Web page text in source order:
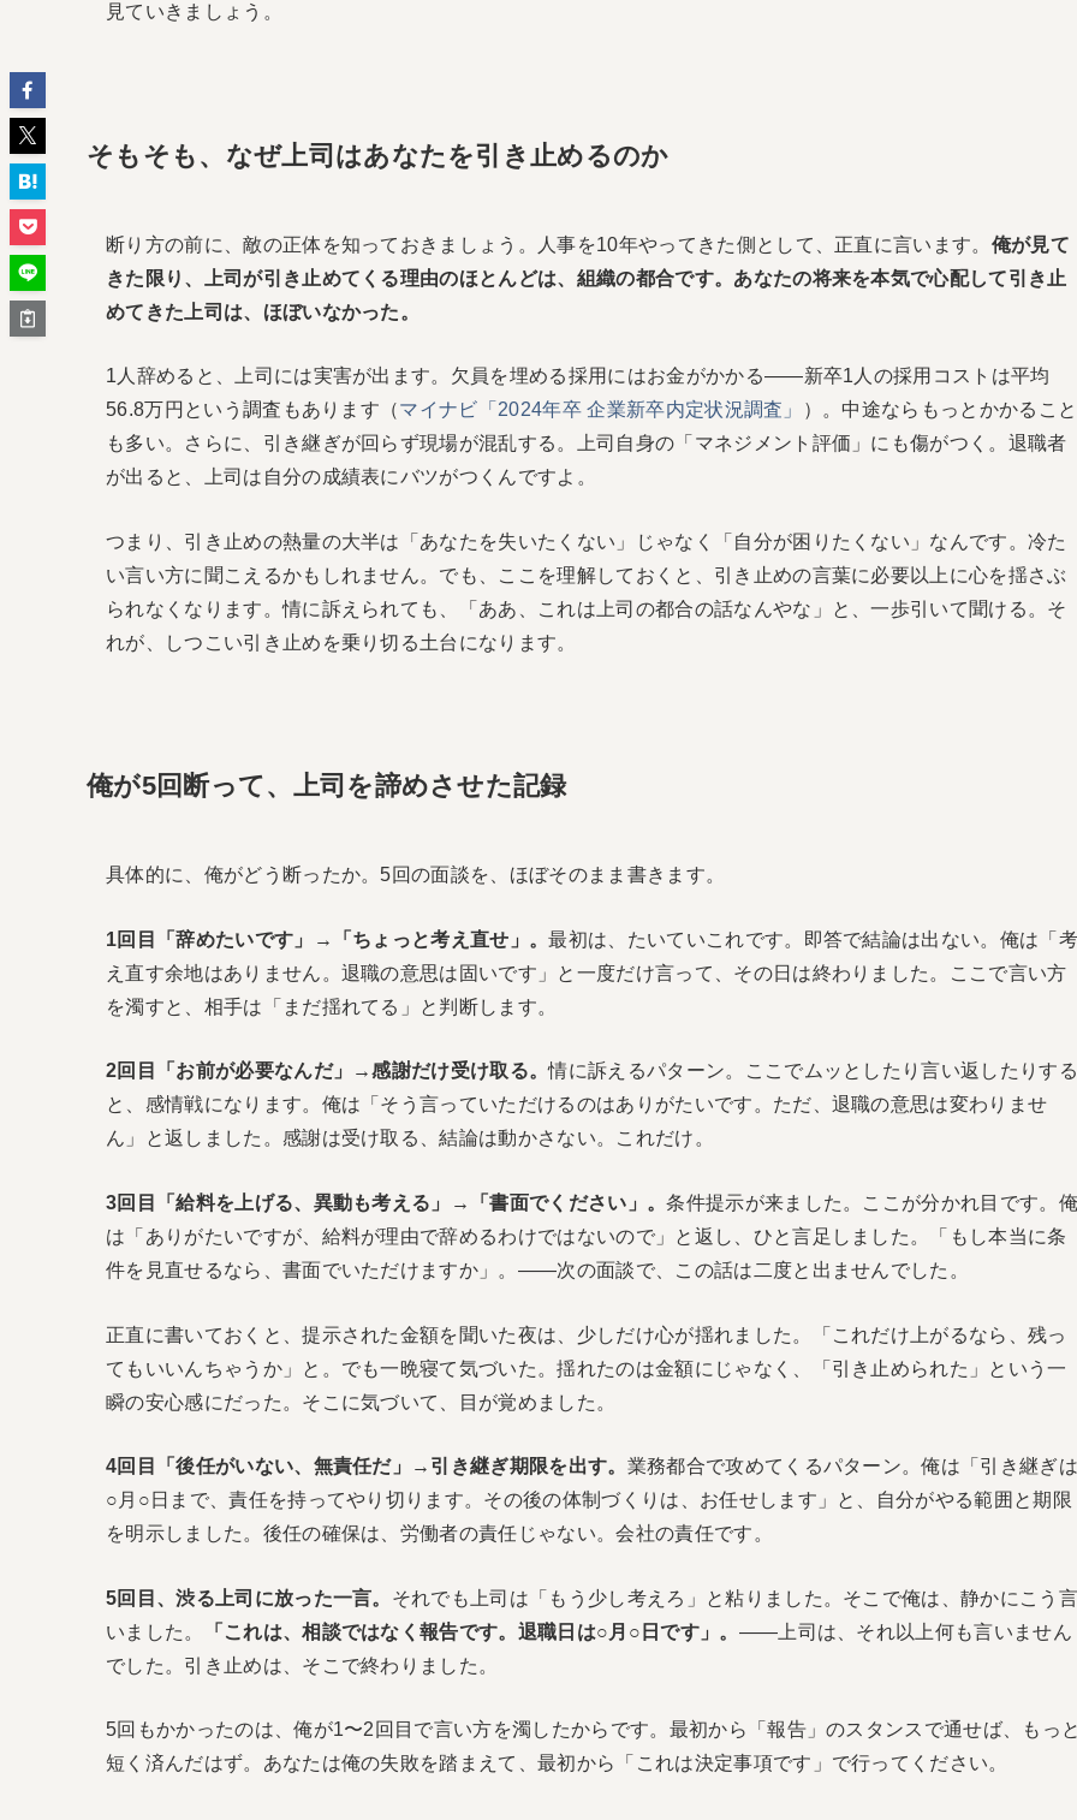
見ていきましょう。
そもそも、なぜ上司はあなたを引き止めるのか
断り方の前に、敵の正体を知っておきましょう。人事を10年やってきた側として、正直に言います。 俺が見て
きた限り、上司が引き止めてくる理由のほとんどは、組織の都合です。あなたの将来を本気で心配して引き止
めてきた上司は、ほぼいなかった。
1人辞めると、上司には実害が出ます。欠員を埋める採用にはお金がかかる——新卒1人の採用コストは平均
56.8万円という調査もあります（マイナビ「2024年卒 企業新卒内定状況調査」
）。中途ならもっとかかること
も多い。さらに、引き継ぎが回らず現場が混乱する。上司自身の「マネジメント評価」にも傷がつく。退職者
が出ると、上司は自分の成績表にバツがつくんですよ。
つまり、引き止めの熱量の大半は「あなたを失いたくない」じゃなく「自分が困りたくない」なんです。冷た
い言い方に聞こえるかもしれません。でも、ここを理解しておくと、引き止めの言葉に必要以上に心を揺さぶ
られなくなります。情に訴えられても、「ああ、これは上司の都合の話なんやな」と、一歩引いて聞ける。そ
れが、しつこい引き止めを乗り切る土台になります。
俺が5回断って、上司を諦めさせた記録
具体的に、俺がどう断ったか。5回の面談を、ほぼそのまま書きます。
1回目「辞めたいです」→「ちょっと考え直せ」。最初は、たいていこれです。即答で結論は出ない。俺は「
え直す余地はありません。退職の意思は固いです」と一度だけ言って、その日は終わりました。ここで言い方
を濁すと、相手は「まだ揺れてる」と判断します。
2回目「お前が必要なんだ」→感謝だけ受け取る。情に訴えるパターン。ここでムッとしたり言い返したりす
と、感情戦になります。俺は「そう言っていただけるのはありがたいです。ただ、退職の意思は変わりませ
ん」と返しました。感謝は受け取る、結論は動かさない。これだけ。
3回目「給料を上げる、異動も考える」→「書面でください」。条件提示が来ました。ここが分かれ目です。
は「ありがたいですが、給料が理由で辞めるわけではないので」と返し、ひと言足しました。「もし本当に条
件を見直せるなら、書面でいただけますか」。——次の面談で、この話は二度と出ませんでした。
正直に書いておくと、提示された金額を聞いた夜は、少しだけ心が揺れました。「これだけ上がるなら、残っ
てもいいんちゃうか」と。でも一晩寝て気づいた。揺れたのは金額にじゃなく、「引き止められた」という一
瞬の安心感にだった。そこに気づいて、目が覚めました。
4回目「後任がいない、無責任だ」→引き継ぎ期限を出す。 業務都合で攻めてくるパターン。俺は「引き継ぎ
○月○日まで、責任を持ってやり切ります。その後の体制づくりは、お任せします」と、自分がやる範囲と期限
を明示しました。後任の確保は、労働者の責任じゃない。会社の責任です。
5回目、渋る上司に放った一言。 それでも上司は「もう少し考えろ」と粘りました。そこで俺は、静かにこう
いました。
「これは、相談ではなく報告です。退職日は○月○日です」。 ——上司は、それ以上何も言いません
でした。引き止めは、そこで終わりました。
5回もかかったのは、俺が1〜2回目で言い方を濁したからです。最初から「報告」のスタンスで通せば、もっ
短く済んだはず。あなたは俺の失敗を踏まえて、最初から「これは決定事項です」で行ってください。